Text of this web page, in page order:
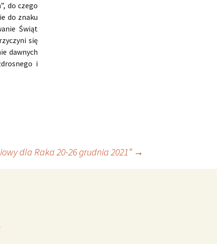
do czego
do znaku
Świąt
się
dawnych
i
dla Raka 20-26 grudnia 2021” →